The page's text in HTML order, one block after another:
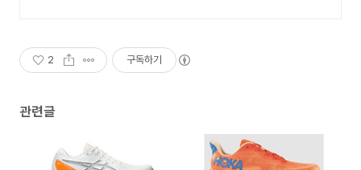
2 구독하기
관련글